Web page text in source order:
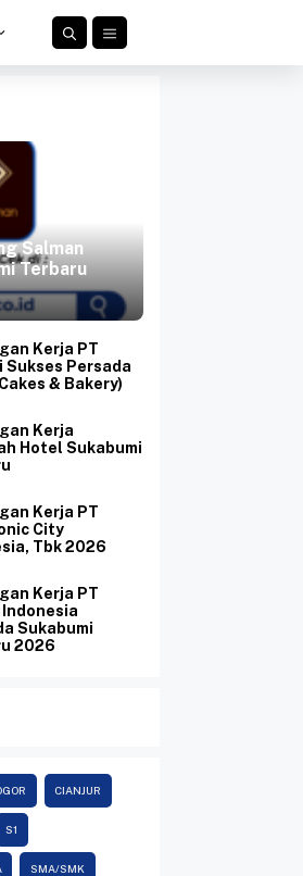
Salman
Terbaru
Kerja PT
Sukses Persada
& Bakery)
Kerja
Hotel Sukabumi
Kerja PT
City
Tbk 2026
Kerja PT
Sukabumi
2026
CIANJUR
S1
SMA/SMK